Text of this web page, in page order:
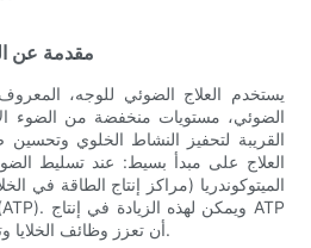
مقدمة عن
يستخدم العلاج الضوئي للوجه،
الضوئي، مستويات منخفضة من الضوء
القريبة لتحفيز النشاط الخلوي
العلاج على مبدأ بسيط: عند تسليط
الميتوكوندريا (مراكز إنتاج الطاقة في
أن تعزز وظائف الخلايا وتحفز نمو خلايا الجلد وإصلاحها.